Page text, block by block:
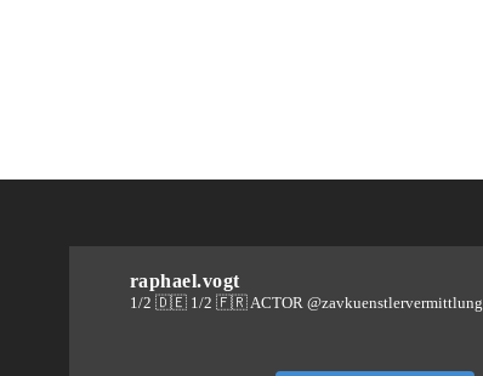
raphael.vogt
1/2 🇩🇪 1/2 🇫🇷 ACTOR @zavkuenstlervermittlung